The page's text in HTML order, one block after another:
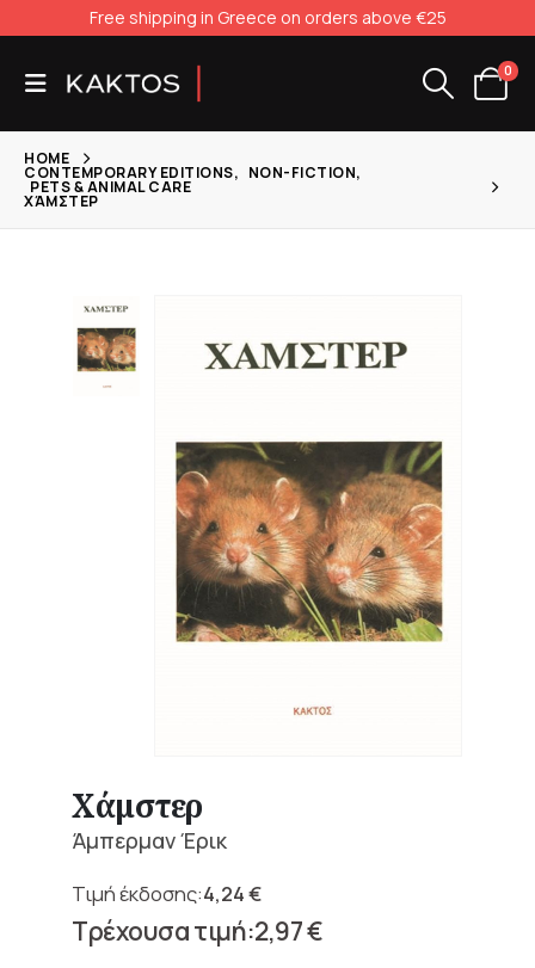
Free shipping in Greece on orders above €25
0
HOME
CONTEMPORARY EDITIONS, NON-FICTION,
PETS & ANIMAL CARE
ΧΆΜΣΤΕΡ
Χάμστερ
Άμπερμαν Έρικ
4,24€
Original
price 2,97€